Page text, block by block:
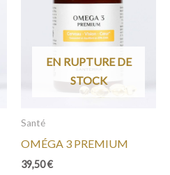
EN RUPTURE DE
STOCK
Santé
OMÉGA 3 PREMIUM
39,50€